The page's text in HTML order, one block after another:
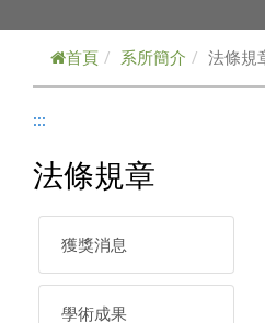
首頁 系所簡介 法條規
:::
法條規章
獲獎消息
學術成果